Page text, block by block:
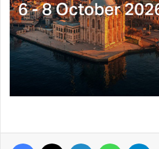
Facebook LinkedIn WhatsApp